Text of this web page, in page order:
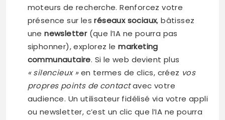
moteurs de recherche. Renforcez votre
présence sur lesréseaux sociaux, bâtissez
unenewsletter(que l’IA ne pourra pas
siphonner), explorez lemarketing
communautaire. Si le web devient plus
« silencieux »en termes de clics, créez vos
propres points de contactavec votre
audience. Un utilisateur fidélisé via votre appli
ou newsletter, c’est un clic que l’IA ne pourra